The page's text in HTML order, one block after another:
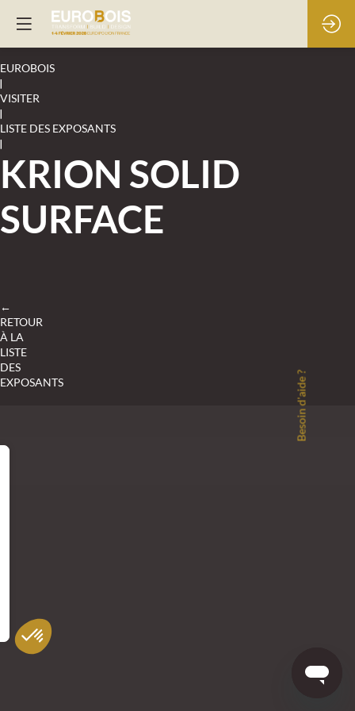
EUROBOIS
|
VISITER
|
LISTE DES EXPOSANTS
|
KRION SOLID
SURFACE
←
RETOUR
À LA
LISTE
DES
EXPOSANTS
Besoin d'aide ?